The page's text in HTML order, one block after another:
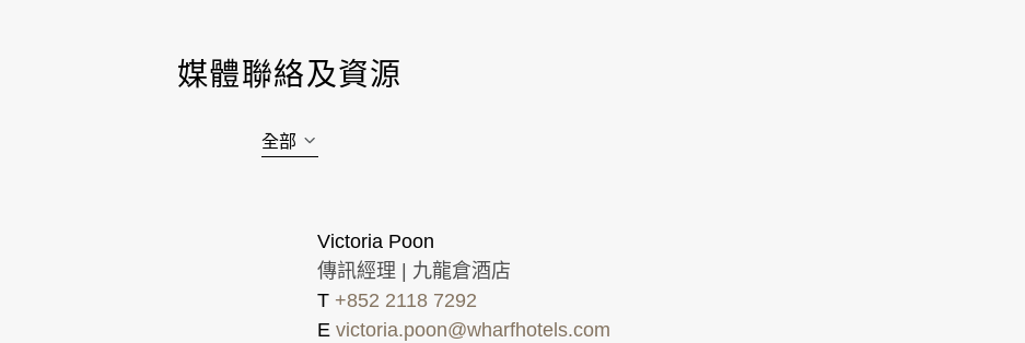
媒體聯絡及資源
全部
Victoria Poon
傳訊經理 | 九龍倉酒店
T +852 2118 7292
E victoria.poon@wharfhotels.com